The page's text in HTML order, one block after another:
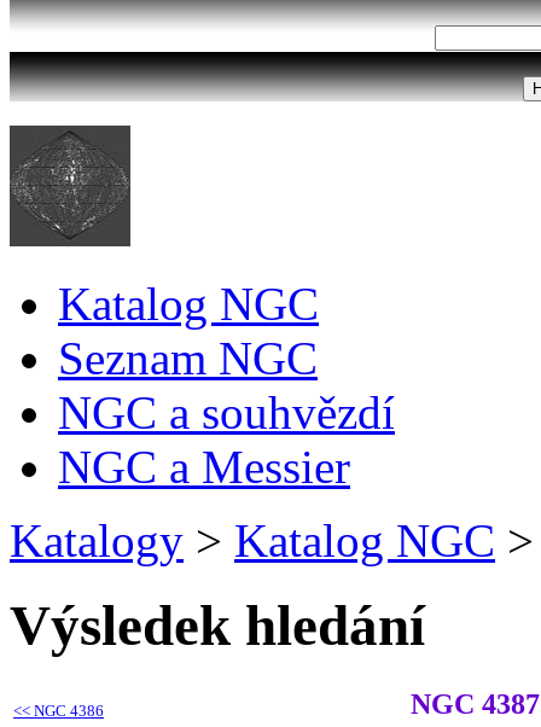
Katalog NGC
Seznam NGC
NGC a souhvězdí
NGC a Messier
Katalogy > Katalog NGC >
Výsledek hledání
<< NGC 4386 NGC 4387